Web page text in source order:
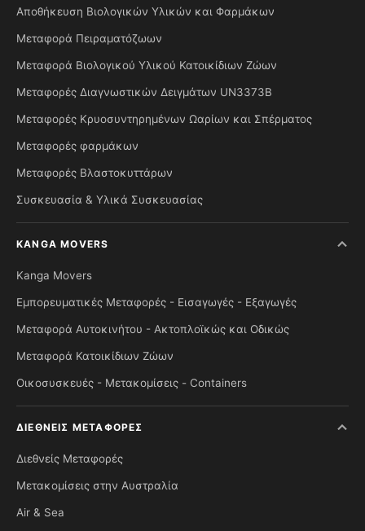
Αποθήκευση Βιολογικών Υλικών και Φαρμάκων
Μεταφορά Πειραματόζωων
Μεταφορά Βιολογικού Υλικού Κατοικίδιων Ζώων
Μεταφορές Διαγνωστικών Δειγμάτων UN3373B
Μεταφορές Κρυοσυντηρημένων Ωαρίων και Σπέρματος
Μεταφορές φαρμάκων
Μεταφορές Βλαστοκυττάρων
Συσκευασία & Υλικά Συσκευασίας
KANGA MOVERS
Kanga Movers
Εμπορευματικές Μεταφορές - Εισαγωγές - Εξαγωγές
Μεταφορά Αυτοκινήτου - Ακτοπλοϊκώς και Οδικώς
Μεταφορά Κατοικίδιων Ζώων
Οικοσυσκευές - Μετακομίσεις - Containers
ΔΙΕΘΝΕΊΣ ΜΕΤΑΦΟΡΈΣ
Διεθνείς Μεταφορές
Μετακομίσεις στην Αυστραλία
Air & Sea